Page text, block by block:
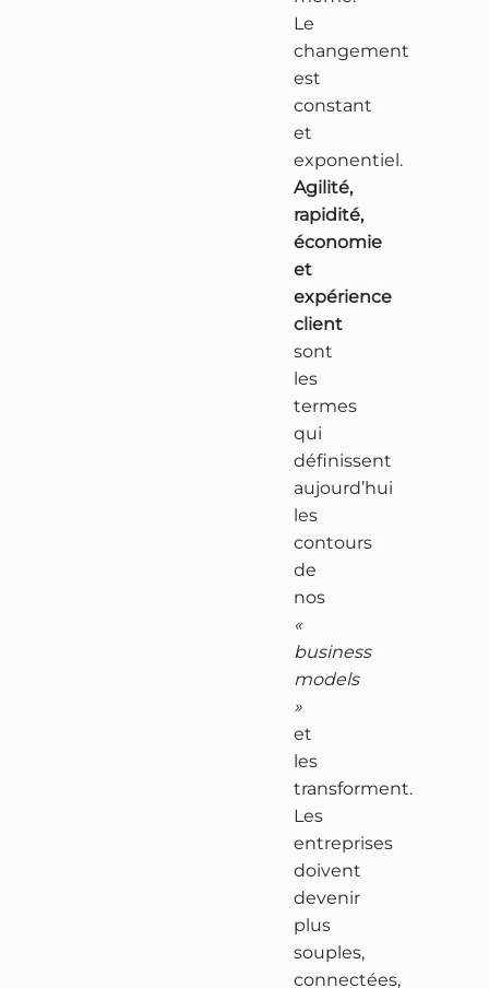
Le
changement
est
constant
et
exponentiel.
Agilité,
rapidité,
économie
et
expérience
client
sont
les
termes
qui
définissent
aujourd’hui
les
contours
de
nos
«
business
models
»
et
les
transforment.
Les
entreprises
doivent
devenir
plus
souples,
connectées,